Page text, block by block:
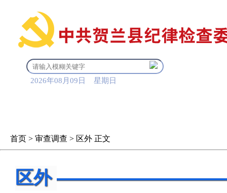
2026年08月09日 星期日
首页 > 审查调查 > 区外 正文
区外